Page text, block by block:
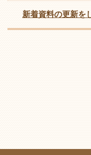
新着資料の更新を